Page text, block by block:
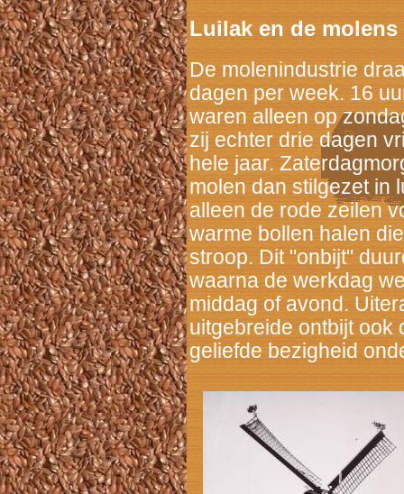
Luilak en de molens
De molenindustrie
dagen per week. 16
waren alleen op
zij echter drie dagen
hele jaar.
molen dan stilgezet in
alleen de rode zeilen
warme bollen halen
stroop. Dit "onbijt"
waarna de werkdag
middag of avond.
uitgebreide ontbijt ook
geliefde bezigheid